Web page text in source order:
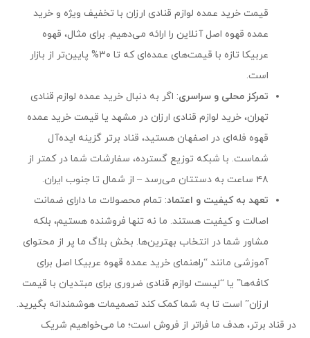
قیمت خرید عمده لوازم قنادی ارزان با تخفیف ویژه و خرید
عمده قهوه اصل آنلاین را ارائه می‌دهیم. برای مثال، قهوه
عربیکا تازه با قیمت‌های عمده‌ای که تا ۳۰% پایین‌تر از بازار
است.
تمرکز محلی و سراسری: اگر به دنبال خرید عمده لوازم قنادی
تهران، خرید لوازم قنادی ارزان در مشهد یا قیمت خرید عمده
قهوه فله‌ای در اصفهان هستید، قناد برتر گزینه ایده‌آل
شماست. با شبکه توزیع گسترده، سفارشات شما در کمتر از
۴۸ ساعت به دستتان می‌رسد – از شمال تا جنوب ایران.
تعهد به کیفیت و اعتماد: تمام محصولات ما دارای ضمانت
اصالت و کیفیت هستند. ما نه تنها فروشنده هستیم، بلکه
مشاور شما در انتخاب بهترین‌ها. بخش بلاگ ما پر از محتوای
آموزشی مانند “راهنمای خرید عمده قهوه عربیکا اصل برای
کافه‌ها” یا “لیست لوازم قنادی ضروری برای مبتدیان با قیمت
ارزان” است تا به شما کمک کند تصمیمات هوشمندانه بگیرید.
در قناد برتر، هدف ما فراتر از فروش است؛ ما می‌خواهیم شریک